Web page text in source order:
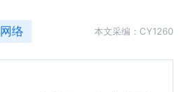
络 本文采编：CY1260